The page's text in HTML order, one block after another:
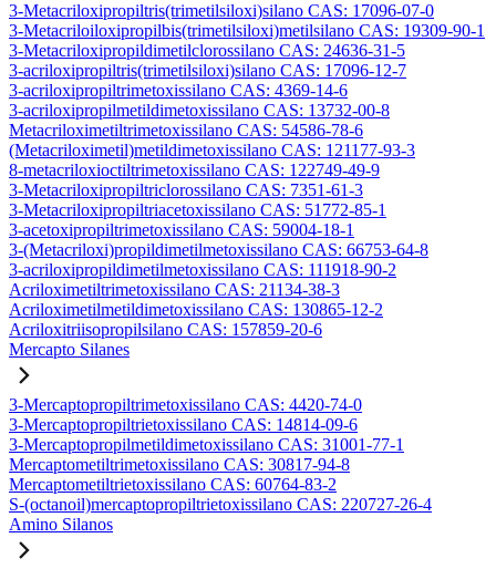
3-Metacriloxipropiltris(trimetilsiloxi)silano CAS: 17096-07-0
3-Metacriloiloxipropilbis(trimetilsiloxi)metilsilano CAS: 19309-90-1
3-Metacriloxipropildimetilclorossilano CAS: 24636-31-5
3-acriloxipropiltris(trimetilsiloxi)silano CAS: 17096-12-7
3-acriloxipropiltrimetoxissilano CAS: 4369-14-6
3-acriloxipropilmetildimetoxissilano CAS: 13732-00-8
Metacriloximetiltrimetoxissilano CAS: 54586-78-6
(Metacriloximetil)metildimetoxissilano CAS: 121177-93-3
8-metacriloxioctiltrimetoxissilano CAS: 122749-49-9
3-Metacriloxipropiltriclorossilano CAS: 7351-61-3
3-Metacriloxipropiltriacetoxissilano CAS: 51772-85-1
3-acetoxipropiltrimetoxissilano CAS: 59004-18-1
3-(Metacriloxi)propildimetilmetoxissilano CAS: 66753-64-8
3-acriloxipropildimetilmetoxissilano CAS: 111918-90-2
Acriloximetiltrimetoxissilano CAS: 21134-38-3
Acriloximetilmetildimetoxissilano CAS: 130865-12-2
Acriloxitriisopropilsilano CAS: 157859-20-6
Mercapto Silanes
3-Mercaptopropiltrimetoxissilano CAS: 4420-74-0
3-Mercaptopropiltrietoxissilano CAS: 14814-09-6
3-Mercaptopropilmetildimetoxissilano CAS: 31001-77-1
Mercaptometiltrimetoxissilano CAS: 30817-94-8
Mercaptometiltrietoxissilano CAS: 60764-83-2
S-(octanoil)mercaptopropiltrietoxissilano CAS: 220727-26-4
Amino Silanos